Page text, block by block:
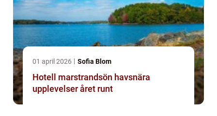
01 april 2026 Sofia Blom
Hotell marstrandsön havsnära
upplevelser året runt